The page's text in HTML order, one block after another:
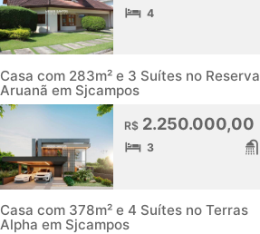
4
Casa com 283m² e 3 Suítes no Reserva
Aruanã em Sjcampos
R$2.250.000,00
3
Casa com 378m² e 4 Suítes no Terras
Alpha em Sjcampos